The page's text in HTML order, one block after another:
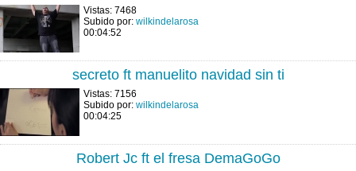
Vistas: 7468
Subido por: wilkindelarosa
00:04:52
secreto ft manuelito navidad sin ti
Vistas: 7156
Subido por: wilkindelarosa
00:04:25
Robert Jc ft el fresa DemaGoGo